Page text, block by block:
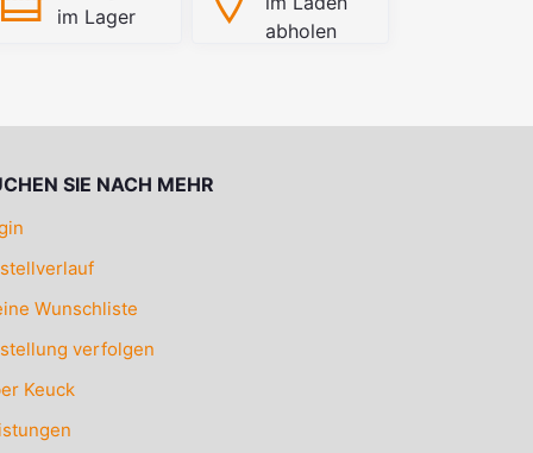
im Lager
abholen
SIE NACH MEHR
Wunschliste
verfolgen
Keuck